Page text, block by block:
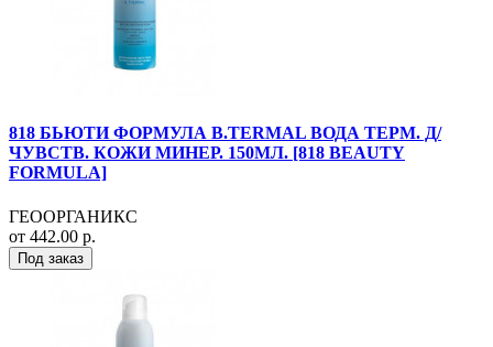
818 БЬЮТИ ФОРМУЛА B.TERMAL ВОДА ТЕРМ. Д/
ЧУВСТВ. КОЖИ МИНЕР. 150МЛ. [818 BEAUTY
FORMULA]
ГЕООРГАНИКС
от 442.00 р.
Под заказ